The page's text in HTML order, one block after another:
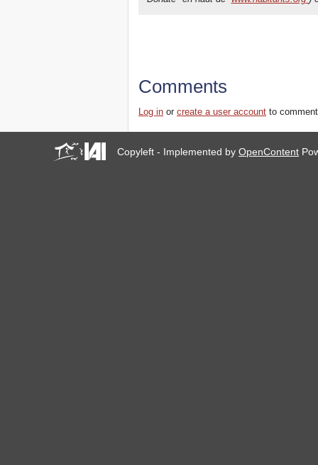
Comments
Log in orcreate a user account to
Copyleft - Implemented byOpenContent